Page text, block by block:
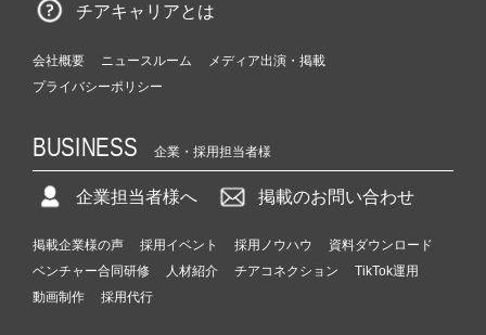
チアキャリアとは
会社概要 ニュースルーム
メディア出演・掲載
プライバシーポリシー
BUSINESS 企業・採用担当者様
企業担当者様へ 掲載のお問い合わせ
掲載企業様の声 採用イベント 採用ノウハウ
資料ダウンロード
ベンチャー合同研修
人材紹介 チアコネクション
TikTok運用
動画制作
採用代行